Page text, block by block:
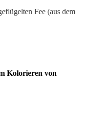
Fee (aus dem
Kolorieren von